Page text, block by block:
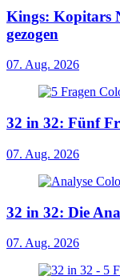
Kings: Kopitars
gezogen
07. Aug. 2026
32 in 32: Fünf
07. Aug. 2026
32 in 32: Die
07. Aug. 2026